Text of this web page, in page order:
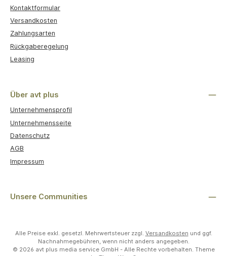
Kontaktformular
Versandkosten
Zahlungsarten
Rückgaberegelung
Leasing
Über avt plus
Unternehmensprofil
Unternehmensseite
Datenschutz
AGB
Impressum
Unsere Communities
Alle Preise exkl. gesetzl. Mehrwertsteuer zzgl. Versandkosten und ggf.
Nachnahmegebühren, wenn nicht anders angegeben.
© 2026 avt plus media service GmbH - Alle Rechte vorbehalten. Theme